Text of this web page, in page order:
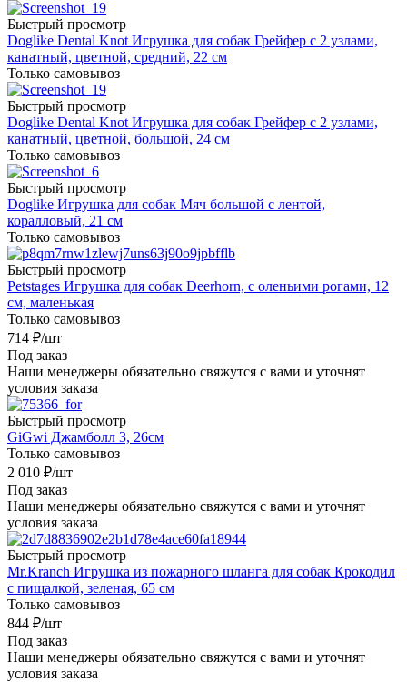
Быстрый просмотр
Doglike Dental Knot Игрушка для собак Грейфер с 2 узлами,
канатный, цветной, средний, 22 см
Только самовывоз
Быстрый просмотр
Doglike Dental Knot Игрушка для собак Грейфер с 2 узлами,
канатный, цветной, большой, 24 см
Только самовывоз
Быстрый просмотр
Doglike Игрушка для собак Мяч большой с лентой,
коралловый, 21 см
Только самовывоз
Быстрый просмотр
Petstages Игрушка для собак Deerhorn, с оленьими рогами, 12
см, маленькая
Только самовывоз
714 ₽/шт
Под заказ
Наши менеджеры обязательно свяжутся с вами и уточнят
условия заказа
Быстрый просмотр
GiGwi Джамболл 3, 26см
Только самовывоз
2 010 ₽/шт
Под заказ
Наши менеджеры обязательно свяжутся с вами и уточнят
условия заказа
Быстрый просмотр
Mr.Kranch Игрушка из пожарного шланга для собак Крокодил
с пищалкой, зеленая, 65 см
Только самовывоз
844 ₽/шт
Под заказ
Наши менеджеры обязательно свяжутся с вами и уточнят
условия заказа